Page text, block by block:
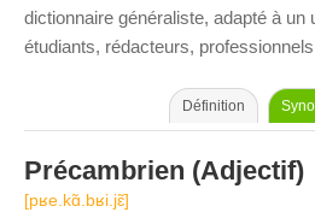
dictionnaire généraliste, adapté à un
étudiants, rédacteurs,
Définition
Précambrien (Adjectif)
[pʁe.kɑ̃.bʁi.jɛ̃]